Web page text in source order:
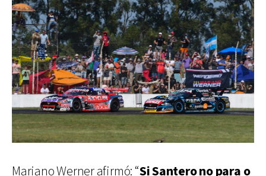
Mariano Werner afirmó: “Si Santero no para o